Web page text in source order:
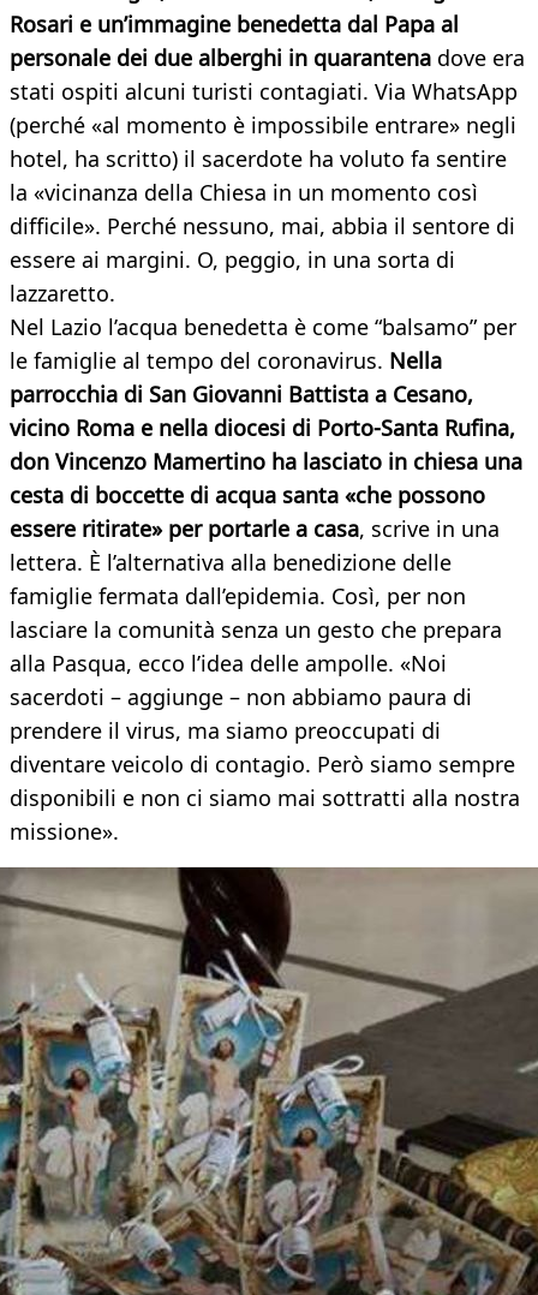
Rosari e un’immagine benedetta dal Papa al
personale dei due alberghi in quarantena dove era
stati ospiti alcuni turisti contagiati. Via WhatsApp
(perché «al momento è impossibile entrare» negli
hotel, ha scritto) il sacerdote ha voluto fa sentire
la «vicinanza della Chiesa in un momento così
difficile». Perché nessuno, mai, abbia il sentore di
essere ai margini. O, peggio, in una sorta di
lazzaretto.
Nel Lazio l’acqua benedetta è come “balsamo” per
le famiglie al tempo del coronavirus. Nella
parrocchia di San Giovanni Battista a Cesano,
vicino Roma e nella diocesi di Porto-Santa Rufina,
don Vincenzo Mamertino ha lasciato in chiesa una
cesta di boccette di acqua santa «che possono
essere ritirate» per portarle a casa, scrive in una
lettera. È l’alternativa alla benedizione delle
famiglie fermata dall’epidemia. Così, per non
lasciare la comunità senza un gesto che prepara
alla Pasqua, ecco l’idea delle ampolle. «Noi
sacerdoti – aggiunge – non abbiamo paura di
prendere il virus, ma siamo preoccupati di
diventare veicolo di contagio. Però siamo sempre
disponibili e non ci siamo mai sottratti alla nostra
missione».